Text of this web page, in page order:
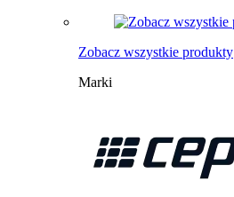
Zobacz wszystkie produkty
Marki